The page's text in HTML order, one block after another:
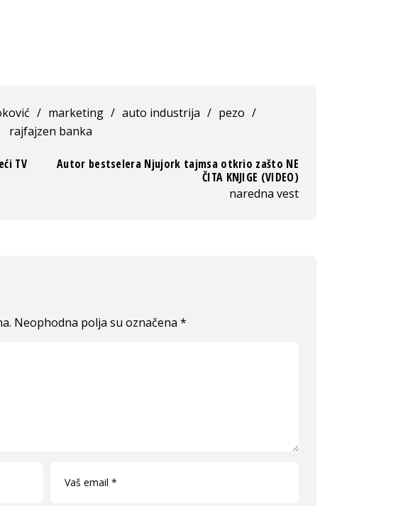
/ marketing / auto industrija / pezo /
rajfajzen banka
TV
Autor bestselera Njujork tajmsa otkrio zašto NE
ČITA KNJIGE (VIDEO)
naredna vest
Neophodna polja su označena *